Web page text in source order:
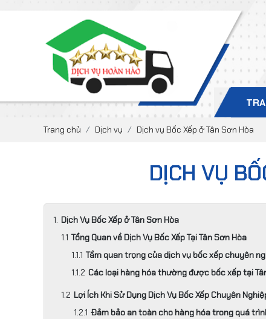
Trang chủ Dịch vụ Dịch vụ Bốc Xếp ở Tân Sơn Hòa
DỊCH VỤ
Dịch Vụ Bốc Xếp ở Tân Sơn Hòa
Tổng Quan về Dịch Vụ Bốc Xếp Tại Tân Sơn Hòa
Tầm quan trọng của dịch vụ bốc xếp chuyên
Các loại hàng hóa thường được bốc xếp tại
Lợi Ích Khi Sử Dụng Dịch Vụ Bốc Xếp Chuyên
Đảm bảo an toàn cho hàng hóa trong quá